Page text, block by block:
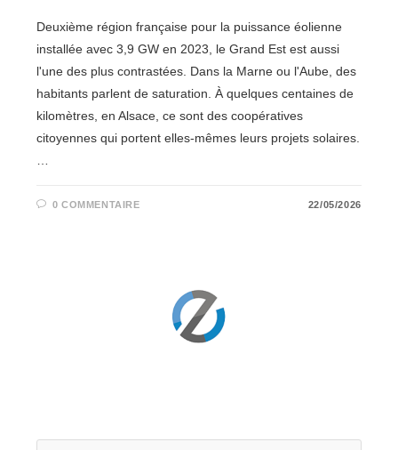
Deuxième région française pour la puissance éolienne
installée avec 3,9 GW en 2023, le Grand Est est aussi
l'une des plus contrastées. Dans la Marne ou l'Aube, des
habitants parlent de saturation. À quelques centaines de
kilomètres, en Alsace, ce sont des coopératives
citoyennes qui portent elles-mêmes leurs projets solaires.
…
0 COMMENTAIRE 22/05/2026